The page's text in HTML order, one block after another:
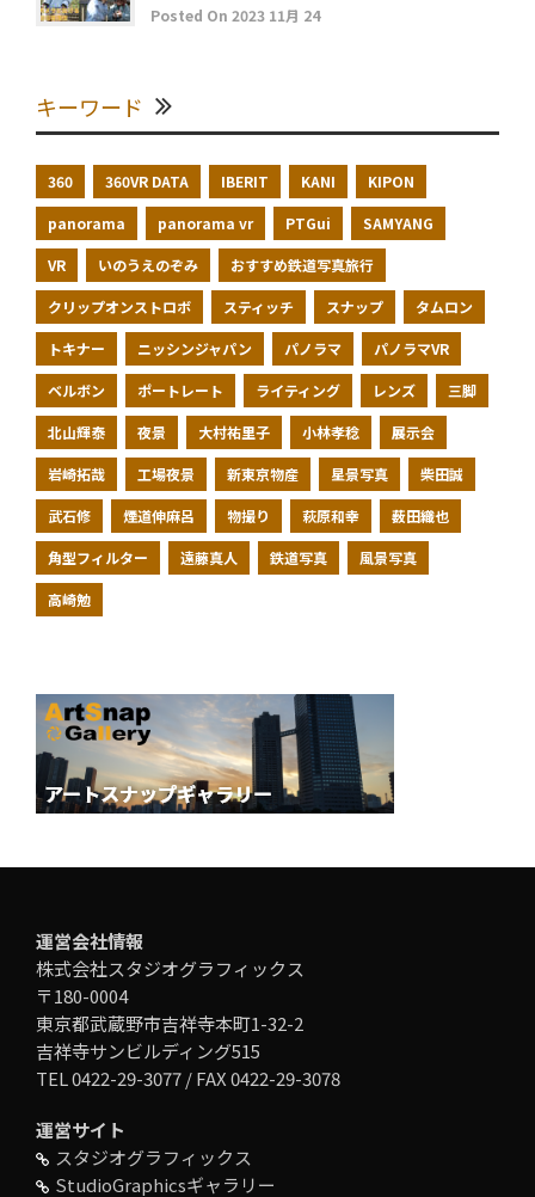
Posted On 2023 11月 24
キーワード
360 360VR DATA IBERIT KANI KIPON
panorama panorama vr PTGui SAMYANG
VR いのうえのぞみ おすすめ鉄道写真旅行
クリップオンストロボ スティッチ スナップ タムロン
トキナー ニッシンジャパン パノラマ パノラマVR
ベルボン ポートレート ライティング レンズ 三脚
北山輝泰 夜景 大村祐里子 小林孝稔 展示会
岩崎拓哉 工場夜景 新東京物産 星景写真 柴田誠
武石修 煙道伸麻呂 物撮り 萩原和幸 薮田織也
角型フィルター 遠藤真人 鉄道写真 風景写真
高崎勉
運営会社情報
株式会社スタジオグラフィックス
〒180-0004
東京都武蔵野市吉祥寺本町1-32-2
吉祥寺サンビルディング515
TEL 0422-29-3077 / FAX 0422-29-3078
運営サイト
スタジオグラフィックス
StudioGraphicsギャラリー